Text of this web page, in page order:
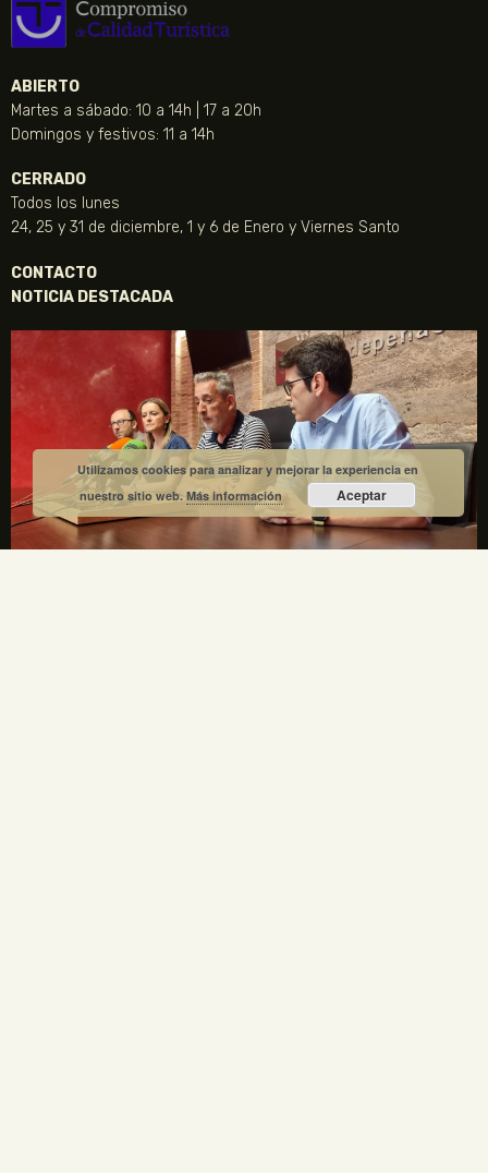
ABIERTO
Martes a sábado: 10 a 14h | 17 a 20h
Domingos y festivos: 11 a 14h
CERRADO
Todos los lunes
24, 25 y 31 de diciembre, 1 y 6 de Enero y Viernes Santo
CONTACTO
NOTICIA DESTACADA
Utilizamos cookies para analizar y mejorar la experiencia en
nuestro sitio web.Más información Aceptar